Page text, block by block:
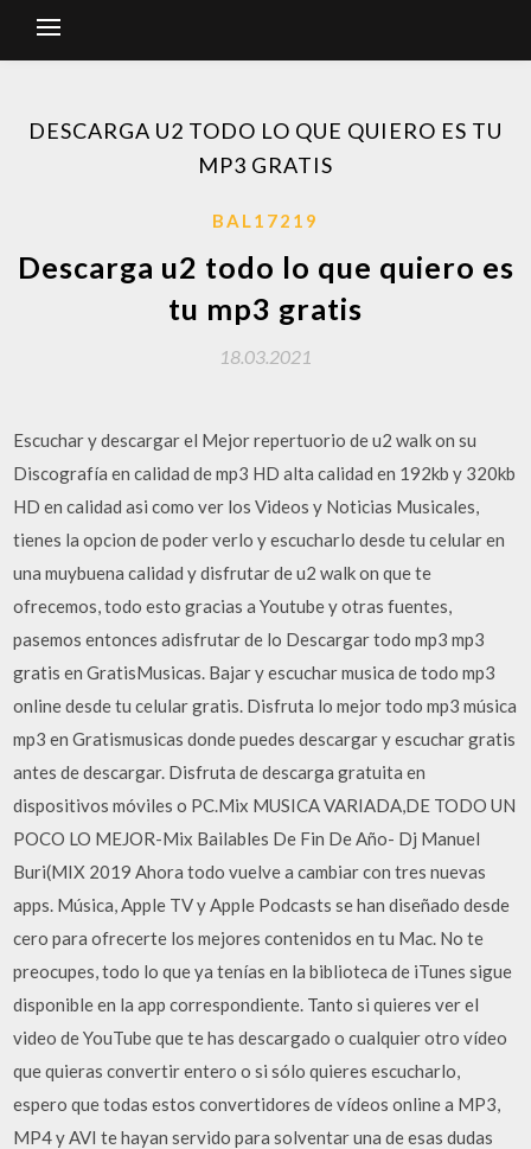
DESCARGA U2 TODO LO QUE QUIERO ES TU
MP3 GRATIS
BAL17219
Descarga u2 todo lo que quiero es
tu mp3 gratis
18.03.2021
Escuchar y descargar el Mejor repertuorio de u2 walk on su
Discografía en calidad de mp3 HD alta calidad en 192kb y 320kb
HD en calidad asi como ver los Videos y Noticias Musicales,
tienes la opcion de poder verlo y escucharlo desde tu celular en
una muybuena calidad y disfrutar de u2 walk on que te
ofrecemos, todo esto gracias a Youtube y otras fuentes,
pasemos entonces adisfrutar de lo Descargar todo mp3 mp3
gratis en GratisMusicas. Bajar y escuchar musica de todo mp3
online desde tu celular gratis. Disfruta lo mejor todo mp3 música
mp3 en Gratismusicas donde puedes descargar y escuchar gratis
antes de descargar. Disfruta de descarga gratuita en
dispositivos móviles o PC.Mix MUSICA VARIADA,DE TODO UN
POCO LO MEJOR-Mix Bailables De Fin De Año- Dj Manuel
Buri(MIX 2019 Ahora todo vuelve a cambiar con tres nuevas
apps. Música, Apple TV y Apple Podcasts se han diseñado desde
cero para ofrecerte los mejores contenidos en tu Mac. No te
preocupes, todo lo que ya tenías en la biblioteca de iTunes sigue
disponible en la app correspondiente. Tanto si quieres ver el
video de YouTube que te has descargado o cualquier otro vídeo
que quieras convertir entero o si sólo quieres escucharlo,
espero que todas estos convertidores de vídeos online a MP3,
MP4 y AVI te hayan servido para solventar una de esas dudas